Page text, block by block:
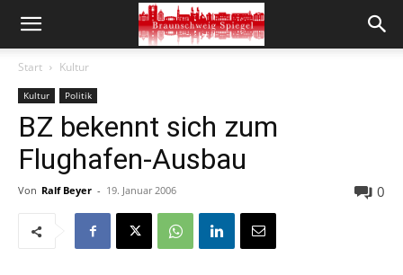
Start Kultur
Kultur Politik
BZ bekennt sich zum
Flughafen-Ausbau
Von Ralf Beyer - 19. Januar 2006 0